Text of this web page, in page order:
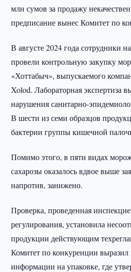
млн сумов за продажу
предписание вынес Комитет по
В августе 2024 года сотрудники
провели контрольную закупку
«Хоттабыч», выпускаемого
Xolod. Лабораторная экспертиза
нарушения санитарно-
В шести из семи образцов
бактерии группы кишечной
Помимо этого, в пяти видах
сахарозы оказалось вдвое выше
напротив, занижено.
Проверка, проведенная
регулирования, установила
продукции действующим
Комитет по конкуренции выразил
информации на упаковке, где